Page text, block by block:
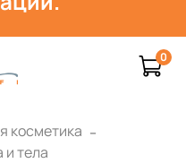
0
косметика
и тела